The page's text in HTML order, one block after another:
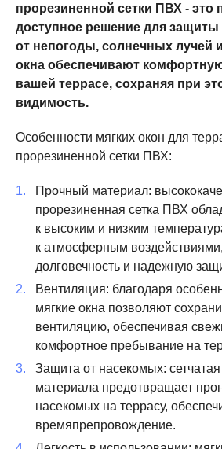
прорезиненной сетки ПВХ - это
доступное решение для
от непогоды, солнечных лучей
окна обеспечивают
вашей террасе, сохраняя при
видимость.
Особенности мягких окон для
прорезиненной сетки ПВХ:
Прочный материал:
прорезиненная сетка ПВХ
к высоким и низким
к атмосферным
долговечность и надежную
Вентиляция: благодаря
мягкие окна позволяют
вентиляцию, обеспечивая
комфортное пребывание на
Защита от насекомых: сетчатая
материала предотвращает
насекомых на террасу,
времяпрепровождение.